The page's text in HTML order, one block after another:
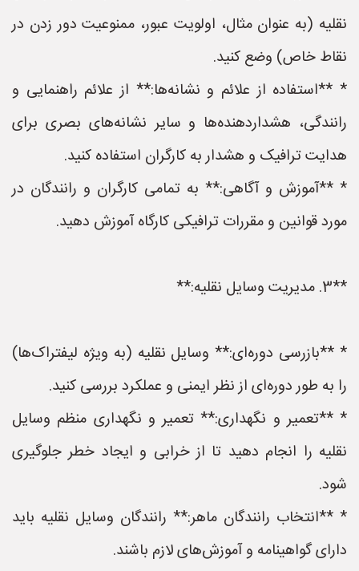
نقلیه (به عنوان مثال، اولویت عبور، ممنوعیت دور زدن در
نقاط خاص) وضع کنید.
* **استفاده از علائم و نشانه‌ها:** از علائم راهنمایی و
رانندگی، هشداردهنده‌ها و سایر نشانه‌های بصری برای
هدایت ترافیک و هشدار به کارگران استفاده کنید.
* **آموزش و آگاهی:** به تمامی کارگران و رانندگان در
مورد قوانین و مقررات ترافیکی کارگاه آموزش دهید.
**3. مدیریت وسایل نقلیه:**
* **بازرسی دوره‌ای:** وسایل نقلیه (به ویژه لیفتراک‌ها)
را به طور دوره‌ای از نظر ایمنی و عملکرد بررسی کنید.
* **تعمیر و نگهداری:** تعمیر و نگهداری منظم وسایل
نقلیه را انجام دهید تا از خرابی و ایجاد خطر جلوگیری
شود.
* **انتخاب رانندگان ماهر:** رانندگان وسایل نقلیه باید
دارای گواهینامه و آموزش‌های لازم باشند.